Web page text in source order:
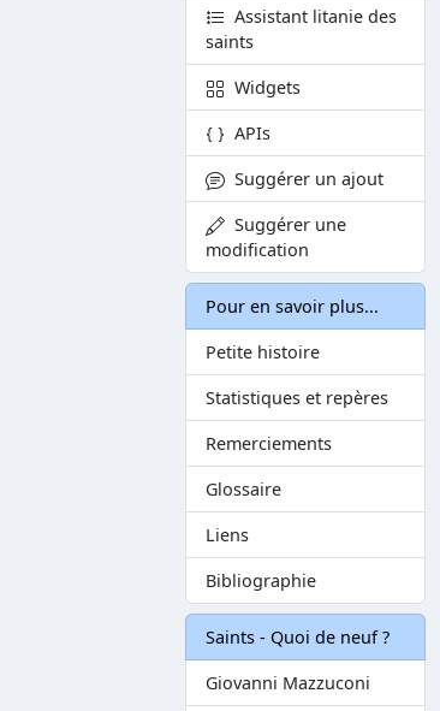
Assistant litanie des
saints
Widgets
APIs
Suggérer un ajout
Suggérer une
modification
Pour en savoir plus...
Petite histoire
Statistiques et repères
Remerciements
Glossaire
Liens
Bibliographie
Saints - Quoi de neuf ?
Giovanni Mazzuconi